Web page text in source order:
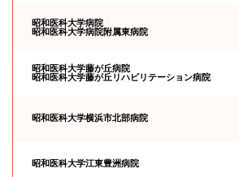
昭和医科大学病院
昭和医科大学病院附属東病院
昭和医科大学藤が丘病院
昭和医科大学藤が丘リハビリテーション病院
昭和医科大学横浜市北部病院
昭和医科大学江東豊洲病院